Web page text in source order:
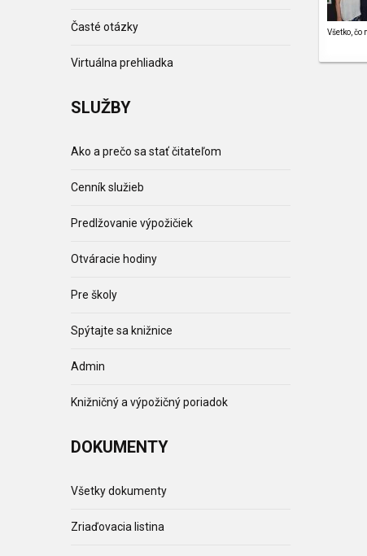
Všetko, čo
Časté otázky
Virtuálna prehliadka
SLUŽBY
Ako a prečo sa stať čitateľom
Cenník služieb
Predlžovanie výpožičiek
Otváracie hodiny
Pre školy
Spýtajte sa knižnice
Admin
Knižničný a výpožičný poriadok
DOKUMENTY
Všetky dokumenty
Zriaďovacia listina